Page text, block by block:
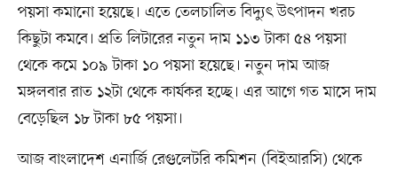
পয়সা কমানো হয়েছে। এতে তেলচালিত বিদ্যুৎ উৎপাদন খরচ
কিছুটা কমবে। প্রতি লিটারের নতুন দাম ১১৩ টাকা ৫৪ পয়সা
থেকে কমে ১০৯ টাকা ১০ পয়সা হয়েছে। নতুন দাম আজ
মঙ্গলবার রাত ১২টা থেকে কার্যকর হচ্ছে। এর আগে গত মাসে দাম
বেড়েছিল ১৮ টাকা ৮৫ পয়সা।
আজ বাংলাদেশ এনার্জি রেগুলেটরি কমিশন (বিইআরসি) থেকে